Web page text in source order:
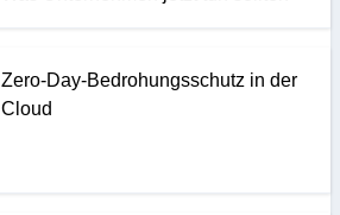
Zero-Day-Bedrohungsschutz in der
Cloud